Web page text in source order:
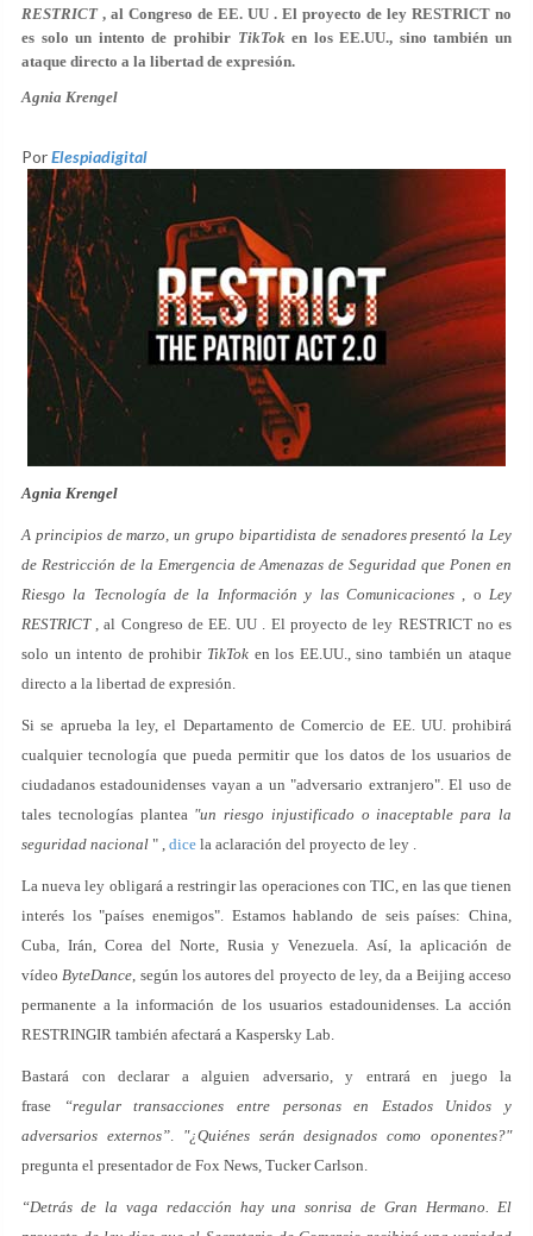
RESTRICT, al Congreso de EE. UU . El proyecto de ley RESTRICT no
es solo un intento de prohibir TikToken los EE.UU., sino también un
ataque directo a la libertad de expresión.
Agnia Krengel
PorElespiadigital
Agnia Krengel
A principios de marzo, un grupo bipartidista de senadores presentó la Ley
de Restricción de la Emergencia de Amenazas de Seguridad que Ponen en
Riesgo la Tecnología de la Información y las Comunicaciones, oLey
RESTRICT, al Congreso de EE. UU . El proyecto de ley RESTRICT no es
solo un intento de prohibir TikToken los EE.UU., sino también un ataque
directo a la libertad de expresión.
Si se aprueba la ley, el Departamento de Comercio de EE. UU. prohibirá
cualquier tecnología que pueda permitir que los datos de los usuarios de
ciudadanos estadounidenses vayan a un "adversario extranjero". El uso de
tales tecnologías plantea "un riesgo injustificado o inaceptable para la
seguridad nacional " , dice la aclaración del proyecto de ley .
La nueva ley obligará a restringir las operaciones con TIC, en las que tienen
interés los "países enemigos". Estamos hablando de seis países: China,
Cuba, Irán, Corea del Norte, Rusia y Venezuela. Así, la aplicación de
vídeoByteDance, según los autores del proyecto de ley, da a Beijing acceso
permanente a la información de los usuarios estadounidenses. La acción
RESTRINGIR también afectará a Kaspersky Lab.
Bastará con declarar a alguien adversario, y entrará en juego la
frase
“regular transacciones entre personas en Estados Unidos y
adversarios externos”. "¿Quiénes serán designados como oponentes?"
pregunta el presentador de Fox News, Tucker Carlson.
“Detrás de la vaga redacción hay una sonrisa de Gran Hermano. El